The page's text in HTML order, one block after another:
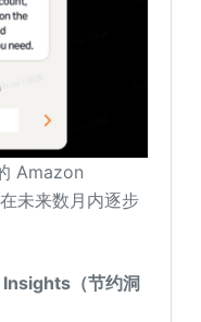
Amazon
未来数月内逐步
（节约洞